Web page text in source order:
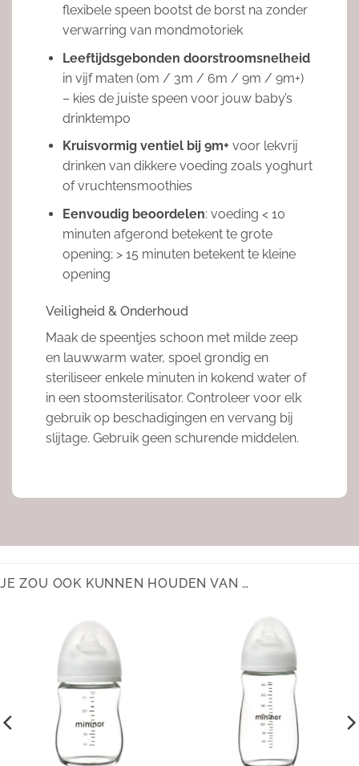
flexibele speen bootst de borst na zonder
verwarring van mondmotoriek
Leeftijdsgebonden doorstroomsnelheid
in vijf maten (0m / 3m / 6m / 9m / 9m+)
– kies de juiste speen voor jouw baby’s
drinktempo
Kruisvormig ventiel bij 9m+ voor lekvrij
drinken van dikkere voeding zoals yoghurt
of vruchtensmoothies
Eenvoudig beoordelen: voeding < 10
minuten afgerond betekent te grote
opening; > 15 minuten betekent te kleine
opening
Veiligheid & Onderhoud
Maak de speentjes schoon met milde zeep
en lauwwarm water, spoel grondig en
steriliseer enkele minuten in kokend water of
in een stoomsterilisator. Controleer voor elk
gebruik op beschadigingen en vervang bij
slijtage. Gebruik geen schurende middelen.
JE ZOU OOK KUNNEN HOUDEN VAN …